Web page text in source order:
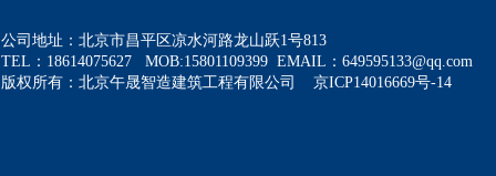
公司地址：北京市昌平区凉水河路龙山跃1号813
TEL：18614075627 MOB:15801109399 EMAIL： 649595133@qq.com
版权所有：北京午晟智造建筑工程有限公司 京ICP14016669号-14